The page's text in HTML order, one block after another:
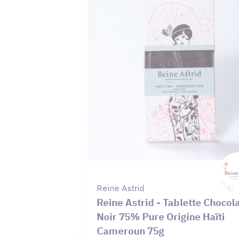
Reine Astrid
Reine Astrid - Tablette
Noir 75% Pure Origine Haïti
Cameroun 75g